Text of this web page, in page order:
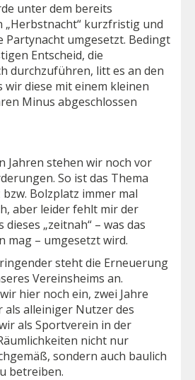
unter dem bereits
„Herbstnacht“ kurzfristig und
Partynacht umgesetzt. Bedingt
Entscheid, die
durchzuführen, litt es an den
wir diese mit einem kleinen
Minus abgeschlossen
Jahren stehen wir noch vor
So ist das Thema
Bolzplatz immer mal
aber leider fehlt mir der
dieses „zeitnah“ – was das
mag – umgesetzt wird.
steht die Erneuerung
Vereinsheims an.
hier noch ein, zwei Jahre
als alleiniger Nutzer des
als Sportverein in der
nicht nur
sondern auch baulich
betreiben.